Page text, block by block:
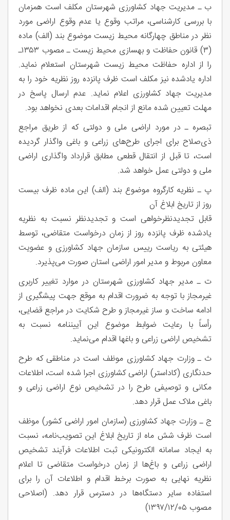
ب ـ مدیریت جهاد کشاورزی شهرستان مکلف است همزمان
با بررسی کارشناسی، مراتب وقوع یا عدم وقوع اراضی مورد
نظر در مناطق چهارگانه محیط زیست موضوع بند (الف) ماده
(۳) قانون حفاظت و بهسازی محیط زیست ـ مصوب ۱۳۵۳ـ
را از اداره حفاظت محیط زیست شهرستان استعلام نماید.
اداره یادشده نیز مکلف است ظرف پانزده روز نظریه خود را به
مدیریت جهاد کشاورزی اعلام نماید. عدم ارسال پاسخ در
مهلت تعیین شده مانع از انجام اقدامات بعدی نخواهد بود.
تبصره ـ در مورد اراضی ملی و دولتی که از طریق مراجع
ذی‌صلاح برای اجرای طرح‌های زراعی و باغی واگذار گردیده
است، تا قبل از انتقال قطعی مطابق قرارداد واگذاری اراضی
ملی و دولتی عمل خواهد شد.
پ ـ نظریه کارگروه موضوع بند (الف) این ماده ظرف بیست
روز از تاریخ ابلاغ آن
قابل تجدیدنظرخواهی است و تجدیدنظر نسبت به نظریه
یادشده ظرف پانزده روز از زمان درخواست متقاضی، توسط
هیئتی به ریاست رییس سازمان جهاد کشاورزی و عضویت
معاون مربوط و مدیر امور اراضی استان صورت می‌پذیرد.
ت ـ مدیر جهاد کشاورزی شهرستان در موارد تغییر کاربری
غیرمجاز با توجه به ضرورت اقدام به موقع جهت پیشگیری از
ادامه ساخت و ساز غیرمجاز و طرح شکایت در مراجع قضایی،
رأساً با رعایت ضوابط موضوع این آیین­نامه نسبت به
تشخیص اراضی زراعی و باغها اقدام می‌نماید.
ث ـ وزارت جهاد کشاورزی موظف است در مناطقی که طرح
حدنگاری (کاداستر) اراضی کشاورزی اجرا شده است، اطلاعات
مکانی و توصیفی طرح را در تشخیص نوع اراضی زراعی و
باغی ملاک عمل قرار دهد.
ج ـ وزارت جهاد کشاورزی (سازمان امور اراضی کشور) موظف
است ظرف شش ماه از تاریخ ابلاغ این تصویب‌نامه، نسبت
به ایجاد سامانه الکترونیکی ثبت اطلاعات فرآیند تشخیص
اراضی زراعی و باغ‌ها از زمان درخواست متقاضی تا اعلام
نظریه نهایی به صورت برخط اقدام و اطلاعات آن را برای
استفاده سایر دستگاه‌ها در دسترس قرار دهد. (اصلاحی
مصوب ۱۳۹۷/۱۲/۰۵)